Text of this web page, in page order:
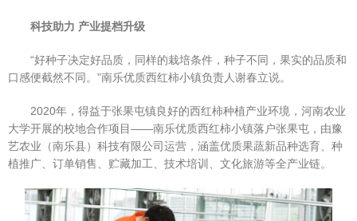
科技助力 产业提档升级
“好种子决定好品质，同样的栽培条件，种子不同，果实的品质和
口感便截然不同。”南乐优质西红柿小镇负责人谢春立说。
2020年，得益于张果屯镇良好的西红柿种植产业环境，河南农业
大学开展的校地合作项目——南乐优质西红柿小镇落户张果屯，由豫
艺农业（南乐县）科技有限公司运营，涵盖优质果蔬新品种选育、种
植推广、订单销售、贮藏加工、技术培训、文化旅游等全产业链。